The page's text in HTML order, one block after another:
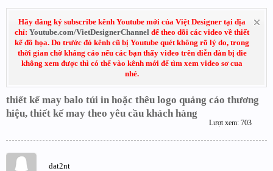
Hãy đăng ký subscribe kênh Youtube mới của Việt Designer tại địa
chỉ: Youtube.com/VietDesignerChannel để theo dõi các video về thiết
kế đồ họa. Do trước đó kênh cũ bị Youtube quét không rõ lý do, trong
thời gian chờ kháng cáo nếu các bạn thấy video trên diễn đàn bị die
không xem được thì có thể vào kênh mới để tìm xem video sơ cua
nhé.
thiết kế may balo túi in hoặc thêu logo quảng cáo thương
hiệu, thiết kế may theo yêu cầu khách hàng
Lượt xem: 703
dat2nt